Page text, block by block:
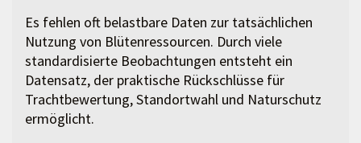
Es fehlen oft belastbare Daten zur tatsächlichen
Nutzung von Blütenressourcen. Durch viele
standardisierte Beobachtungen entsteht ein
Datensatz, der praktische Rückschlüsse für
Trachtbewertung, Standortwahl und Naturschutz
ermöglicht.